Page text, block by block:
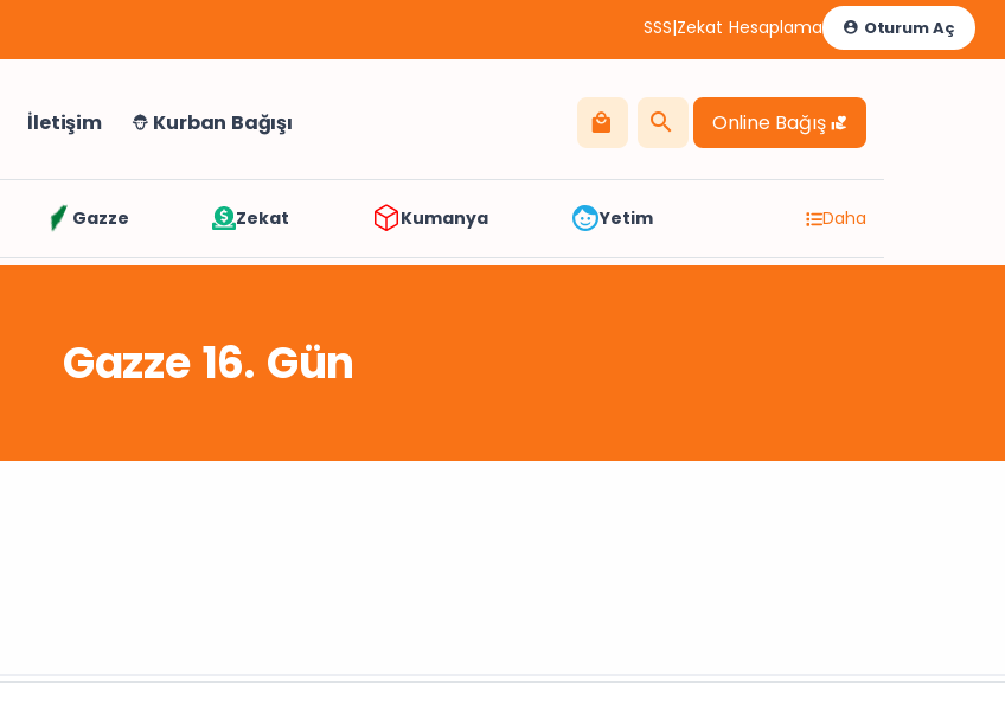
SSS|Zekat Hesaplama Oturum Aç
İletişim Kurban Bağışı Online Bağış
Gazze Zekat Kumanya Yetim Daha
Gazze 16. Gün